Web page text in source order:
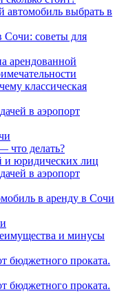
автомобиль выбрать в
Сочи: советы для
арендованной
классическая
в аэропорт
что делать?
и юридических лиц
в аэропорт
в аренду в Сочи
и минусы
бюджетного проката.
бюджетного проката.